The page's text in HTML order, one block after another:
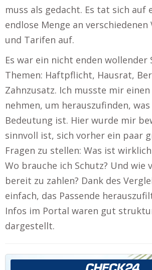
muss als gedacht. Es tat sich auf
endlose Menge an
und Tarifen auf.
Es war ein nicht enden wollender
Themen: Haftpflicht, Hausrat,
Zahnzusatz. Ich musste mir
nehmen, um herauszufinden,
Bedeutung ist. Hier wurde mir
sinnvoll ist, sich vorher ein paar
Fragen zu stellen: Was ist
Wo brauche ich Schutz? Und wie
bereit zu zahlen? Dank des
einfach, das Passende
Infos im Portal waren gut
dargestellt.